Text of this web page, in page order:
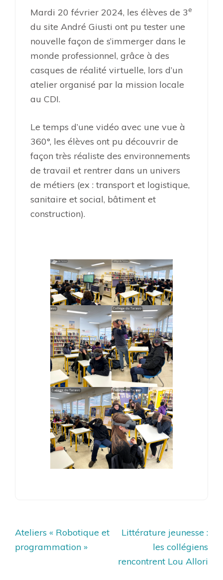
Mardi 20 février 2024, les élèves de 3e
du site André Giusti ont pu tester une
nouvelle façon de s’immerger dans le
monde professionnel, grâce à des
casques de réalité virtuelle, lors d’un
atelier organisé par la mission locale
au CDI.
Le temps d’une vidéo avec une vue à
360°, les élèves ont pu découvrir de
façon très réaliste des environnements
de travail et rentrer dans un univers
de métiers (ex : transport et logistique,
sanitaire et social, bâtiment et
construction).
Navigation
de
Ateliers « Robotique et
programmation »
Littérature jeunesse :
les collégiens
rencontrent Lou Allori